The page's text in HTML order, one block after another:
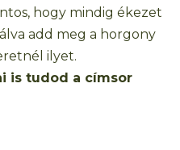
hogy mindig ékezet
add meg a horgony
ilyet.
is tudod a címsor